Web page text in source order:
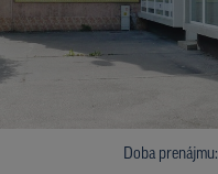
Doba prenájmu: